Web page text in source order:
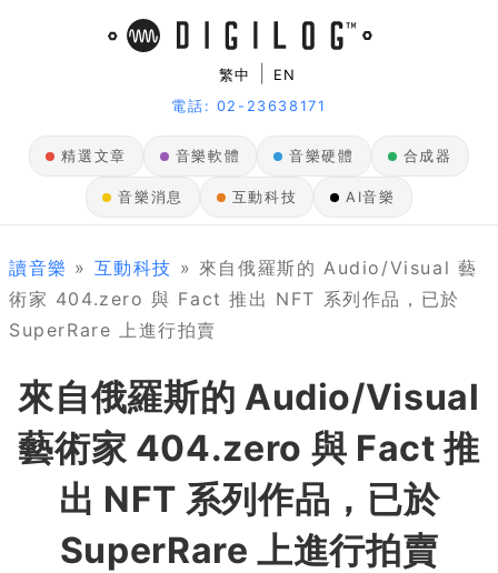
繁中
EN
電話: 02-23638171
精選文章 音樂軟體 音樂硬體 合成器
音樂消息 互動科技 AI音樂
讀音樂 » 互動科技 » 來自俄羅斯的 Audio/Visual 藝
術家 404.zero 與 Fact 推出 NFT 系列作品，已於
SuperRare 上進行拍賣
來自俄羅斯的 Audio/Visual
藝術家 404.zero 與 Fact 推
出 NFT 系列作品，已於
SuperRare 上進行拍賣